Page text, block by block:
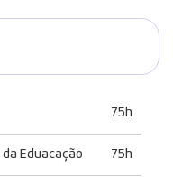
75h
Eduacação 75h